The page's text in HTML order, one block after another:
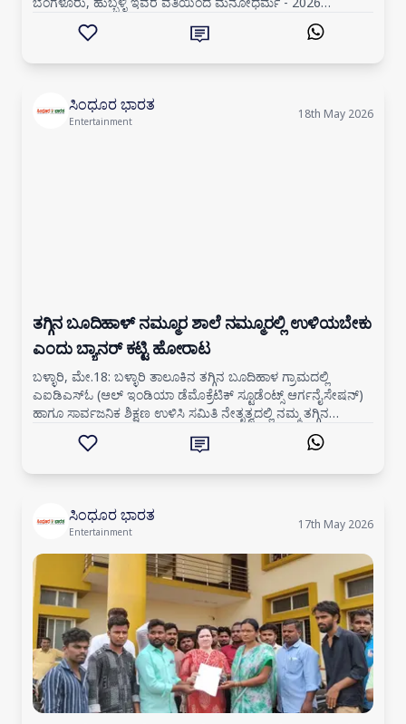
ಕಾರ್ಯಕ್ರಮದಲ್ಲಿ, ಬೆಂಗಳೂರಿನ ಕತ್ರಿಗುಪ್ಪೆ ಪೂರ್ಣಪ್ರಜ್ಞ ವಿದ್ಯಾ
ಸಿಂಧೂರ ಭಾರತ
Entertainment 18th May 2026
ತಗ್ಗಿನ ಬೂದಿಹಾಳ್ ನಮ್ಮೂರ ಶಾಲೆ ನಮ್ಮೂರಲ್ಲಿ ಉಳಿಯಬೇಕು
ಎಂದು ಬ್ಯಾನರ್ ಕಟ್ಟಿ ಹೋರಾಟ
ಬಳ್ಳಾರಿ, ಮೇ.18: ಬಳ್ಳಾರಿ ತಾಲೂಕಿನ ತಗ್ಗಿನ ಬೂದಿಹಾಳ ಗ್ರಾಮದಲ್ಲಿ
ಎಐಡಿಎಸ್ಓ (ಆಲ್ ಇಂಡಿಯಾ ಡೆಮೊಕ್ರೆಟಿಕ್ ಸ್ಟೂಡೆಂಟ್ಸ್ ಆರ್ಗನೈಸೇಷನ್)
ಹಾಗೂ ಸಾರ್ವಜನಿಕ ಶಿಕ್ಷಣ ಉಳಿಸಿ ಸಮಿತಿ ನೇತೃತ್ವದಲ್ಲಿ ನಮ್ಮ ತಗ್ಗಿನ
ಬೂದಿಹಾಳ ಗ್ರಾಮದ ಶಾಲೆಯ
ಸಿಂಧೂರ ಭಾರತ
Entertainment 17th May 2026